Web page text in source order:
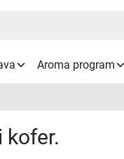
Aroma program
kofer.